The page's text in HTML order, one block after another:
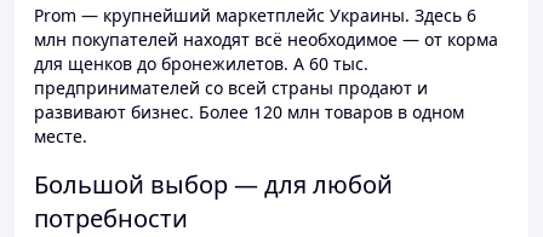
Prom — крупнейший маркетплейс Украины. Здесь 6
млн покупателей находят всё необходимое — от корма
для щенков до бронежилетов. А 60 тыс.
предпринимателей со всей страны продают и
развивают бизнес. Более 120 млн товаров в одном
месте.
Большой выбор — для любой
потребности